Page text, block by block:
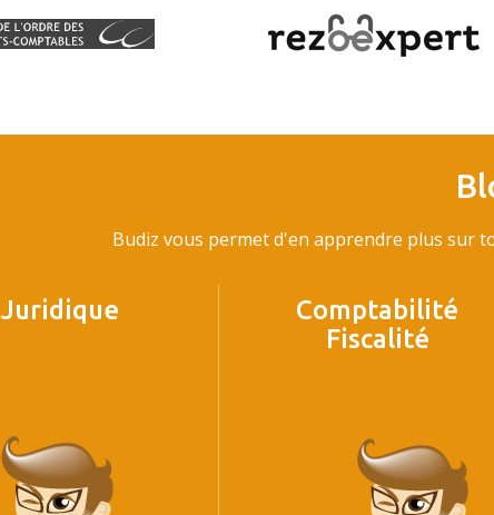
Budiz vous permet d'en apprendre plus sur
Juridique
Comptabilité
Fiscalité